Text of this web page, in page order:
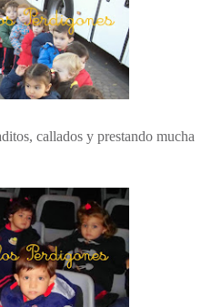
callados y prestando mucha